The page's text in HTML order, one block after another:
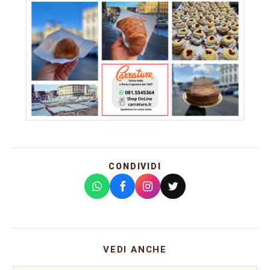
CONDIVIDI
VEDI ANCHE